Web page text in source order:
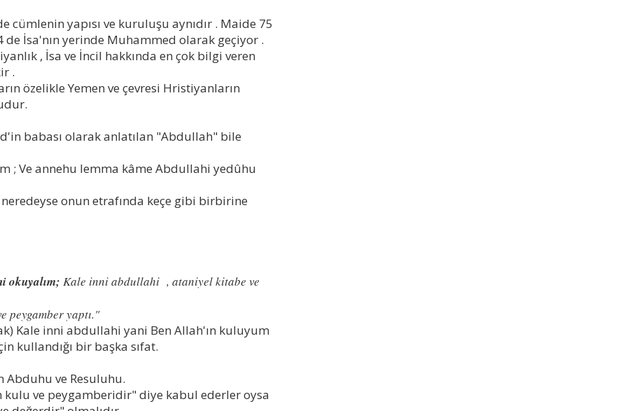
yapısı ve kuruluşu aynıdır . Maide 75
de İsa'nın yerinde Muhammed olarak geçiyor .
, İsa ve İncil hakkında en çok bilgi veren
.
özelikle Yemen ve çevresi Hristiyanların
babası olarak anlatılan "Abdullah" bile
; Ve annehu lemma kâme Abdullahi yedûhu
onun etrafında keçe gibi birbirine
okuyalım; Kale inni abdullahi , ataniyel kitabe ve
peygamber yaptı."
Kale inni abdullahi yani Ben Allah'ın kuluyum
kullandığı bir başka sıfat.
ve Resuluhu.
ve peygamberidir" diye kabul ederler oysa